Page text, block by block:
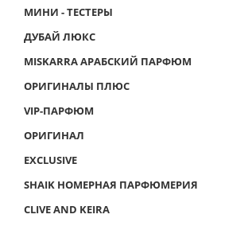
МИНИ - ТЕСТЕРЫ
ДУБАЙ ЛЮКС
MISKARRA АРАБСКИЙ ПАРФЮМ
ОРИГИНАЛЫ ПЛЮС
VIP-ПАРФЮМ
ОРИГИНАЛ
EXCLUSIVE
SHAIK НОМЕРНАЯ ПАРФЮМЕРИЯ
CLIVE AND KEIRA